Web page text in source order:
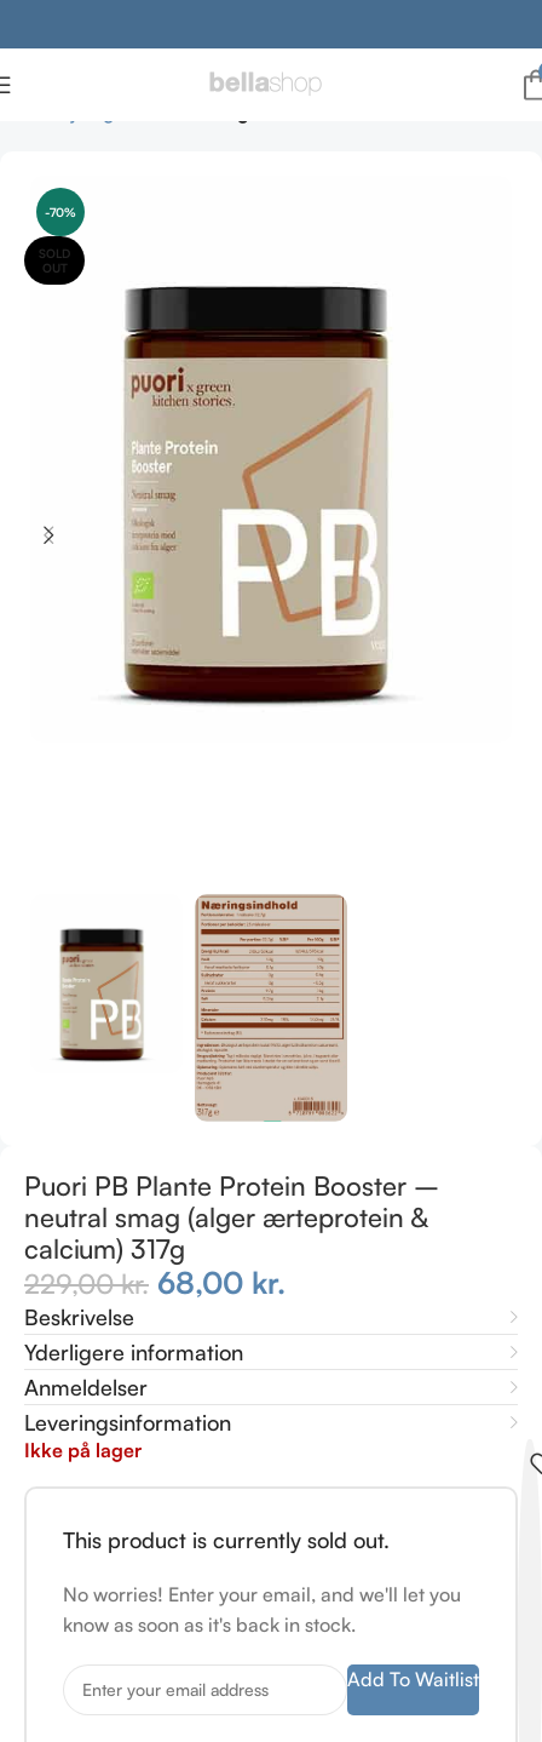
-70%
SOLD
OUT
Puori PB Plante Protein Booster –
neutral smag (alger ærteprotein &
calcium) 317g
229,00kr. 68,00 kr.
Beskrivelse
Yderligere information
Anmeldelser
Leveringsinformation
Ikke på lager
This product is currently sold out.
No worries! Enter your email, and we'll let you
know as soon as it's back in stock.
Add To Waitlist